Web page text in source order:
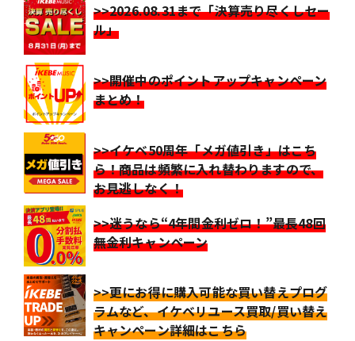
>>2026.08.31まで「決算売り尽くしセー
ル」
>>開催中のポイントアップキャンペーン
まとめ！
>>イケベ50周年「メガ値引き」はこち
ら！商品は頻繁に入れ替わりますので、
お見逃しなく！
>>迷うなら“4年間金利ゼロ！”最長48回
無金利キャンペーン
>>更にお得に購入可能な買い替えプログ
ラムなど、イケベリユース買取/買い替え
キャンペーン詳細はこちら